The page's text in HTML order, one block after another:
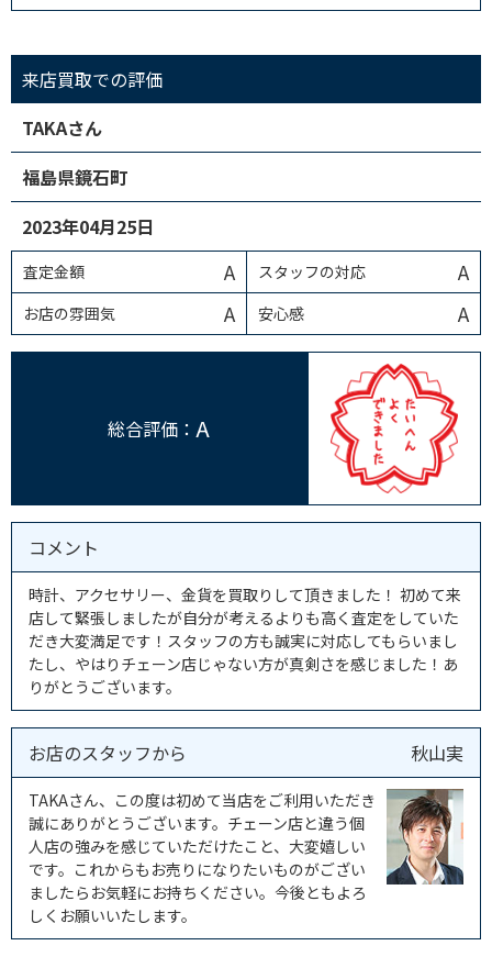
来店買取での評価
TAKAさん
福島県鏡石町
2023年04月25日
査定金額 A スタッフの対応 A
お店の雰囲気 A 安心感 A
総合評価： A
コメント
時計、アクセサリー、金貨を買取りして頂きました！ 初めて来
店して緊張しましたが自分が考えるよりも高く査定をしていた
だき大変満足です！スタッフの方も誠実に対応してもらいまし
たし、やはりチェーン店じゃない方が真剣さを感じました！あ
りがとうございます。
お店のスタッフから 秋山実
TAKAさん、この度は初めて当店をご利用いただき
誠にありがとうございます。チェーン店と違う個
人店の強みを感じていただけたこと、大変嬉しい
です。これからもお売りになりたいものがござい
ましたらお気軽にお持ちください。今後ともよろ
しくお願いいたします。